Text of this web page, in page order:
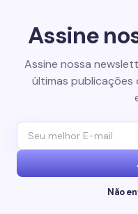
Assine
Assine nossa
últimas publicações
Não